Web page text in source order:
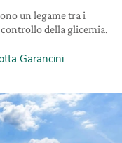
un legame tra i
della glicemia.
Garancini